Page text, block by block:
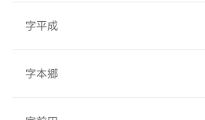
字平成
字本郷